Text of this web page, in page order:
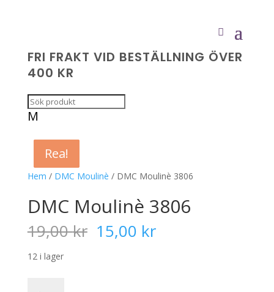
FRI FRAKT VID BESTÄLLNING ÖVER
400 KR
M
Hem / DMC Moulinè / DMC Moulinè 3806
Rea!
DMC Moulinè 3806
19,00kr Det
ursprungliga
15,00 krDet
12 i lager
Rea!
Rea!
Rea!